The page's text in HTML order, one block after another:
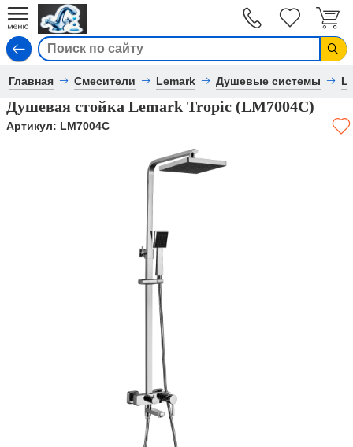
Главная Смесители Lemark Душевые системы
Душевая стойка Lemark Tropic (LM7004C)
Артикул: LM7004C